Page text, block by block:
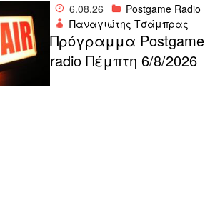
6.08.26
Postgame Radio
Παναγιώτης Τσάμπρας
Πρόγραμμα Postgame
radio Πέμπτη 6/8/2026